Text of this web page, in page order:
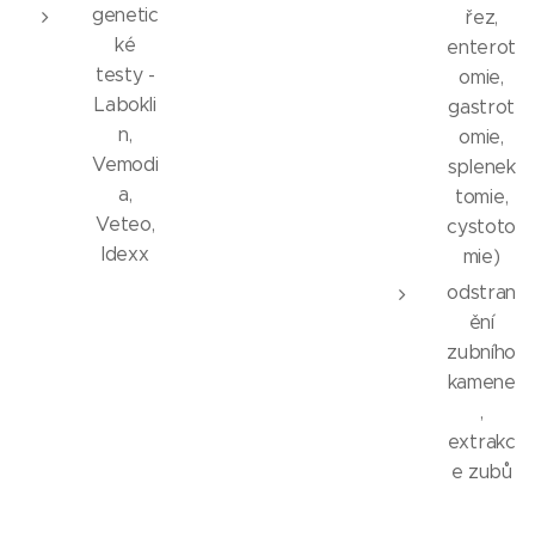
genetic
ké
testy -
Labokli
n,
Vemodi
a,
Veteo,
Idexx
řez,
enterot
omie,
gastrot
omie,
splenek
tomie,
cystoto
mie)
odstran
ění
zubního
kamene
,
extrakc
e zubů